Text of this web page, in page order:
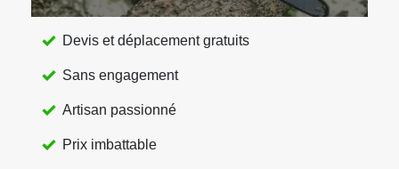
Devis et déplacement gratuits
Sans engagement
Artisan passionné
Prix imbattable